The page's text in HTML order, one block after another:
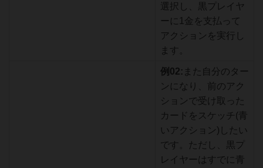
選択し、黒プレイヤ
ーに1金を支払って
アクションを実行し
ます。
例02: また自分のター
ンになり、前のアク
ションで受け取った
カードをスケッチ(青
いアクション)したい
です。ただし、黒プ
レイヤーはすでに青